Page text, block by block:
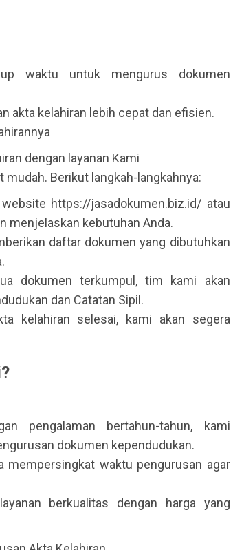
waktu untuk mengurus dokumen
akta kelahiran lebih cepat dan efisien.
dengan layanan Kami
Berikut langkah-langkahnya:
https://jasadokumen.biz.id/ atau
menjelaskan kebutuhan Anda.
daftar dokumen yang dibutuhkan
dokumen terkumpul, tim kami akan
dan Catatan Sipil.
kelahiran selesai, kami akan segera
pengalaman bertahun-tahun, kami
dokumen kependudukan.
mempersingkat waktu pengurusan agar
berkualitas dengan harga yang